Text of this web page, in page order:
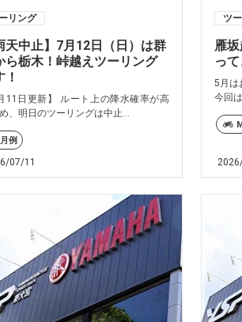
リング
天中止】7月12日（日）は群
ら栃木！峠越えツーリング
11日更新】 ルート上の降水確率が高
、明日のツーリングは中止...
月例
07/11
ツ
雁
っ
5月は
今回